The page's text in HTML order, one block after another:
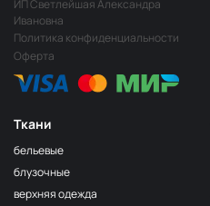
Ткани
бельевые
блузочные
верхняя одежда
ИП Светлейшая Александра
Ивановна
Политика конфиденциальности
Оферта